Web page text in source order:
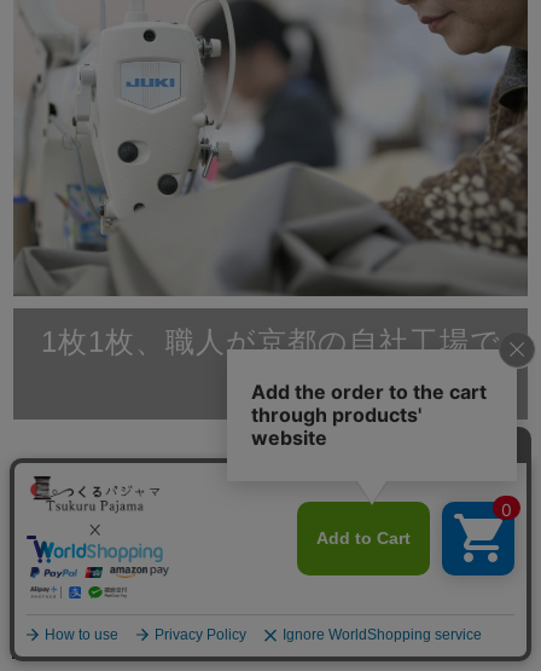
メニュー
1枚1枚、職人が京都の自社工場で
縫製
滋賀と京都に自社工場をもつ、創業70年岩本繊維。大
手百貨店やインテリアショップ、寝具店へのパジャマの
卸し、ホテル等の館内着製造は年間10,000枚以上の多
数販売実績がございます。原材料を輸入、染、織、加工
縫製をすべて日本国内で行っているパジャマ専門店で